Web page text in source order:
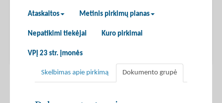
Ataskaitos Metinis pirkimų planas
Nepatikimi tiekėjai Kuro pirkimai
VPĮ 23 str. įmonės
Skelbimas apie pirkimą Dokumento grupė